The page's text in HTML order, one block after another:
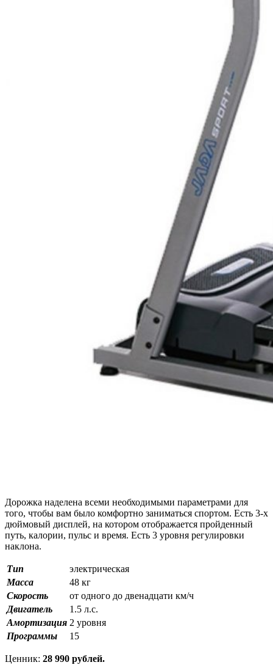
Дорожка наделена всеми необходимыми параметрами для
того, чтобы вам было комфортно заниматься спортом. Есть 3-х
дюймовый дисплей, на котором отображается пройденный
путь, калории, пульс и время. Есть 3 уровня регулировки
наклона.
Тип
электрическая
Масса
48 кг
Скорость
от одного до двенадцати км/ч
Двигатель
1.5 л.с.
Амортизация 2 уровня
Программы
15
Ценник: 28 990 рублей.